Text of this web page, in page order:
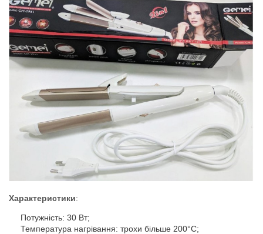
Характеристики:
Потужність: 30 Вт;
Температура нагрівання: трохи більше 200°C;